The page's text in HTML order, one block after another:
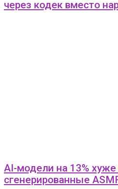
через кодек вместо
AI-модели на 13%
сгенерированные